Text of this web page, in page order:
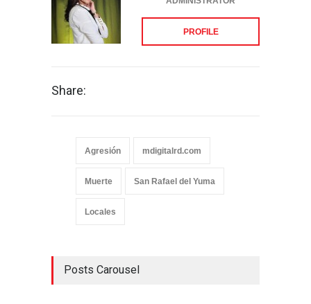
PROFILE
Share:
Agresión mdigitalrd.com
Muerte San Rafael del Yuma
Locales
Posts Carousel